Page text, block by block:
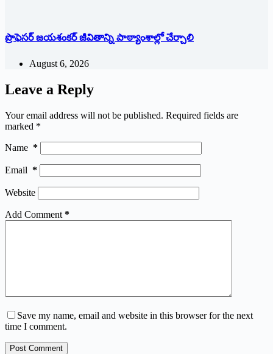
ప్రొఫెసర్ జయశంకర్ జీవితాన్ని పాఠ్యాంశాల్లో చేర్చాలి
August 6, 2026
Leave a Reply
Your email address will not be published. Required fields are
marked *
Name *
Email *
Website
Add Comment *
Save my name, email and website in this browser for the next
time I comment.
Post Comment